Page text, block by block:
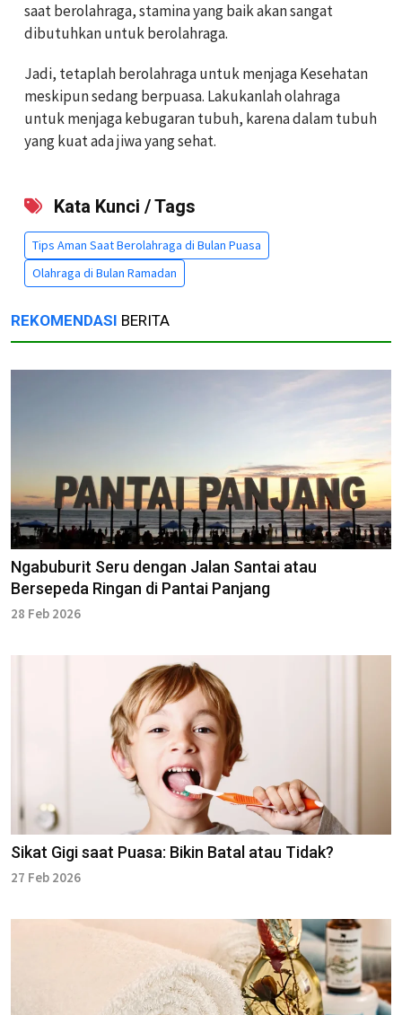
saat berolahraga, stamina yang baik akan sangat
dibutuhkan untuk berolahraga.
Jadi, tetaplah berolahraga untuk menjaga Kesehatan
meskipun sedang berpuasa. Lakukanlah olahraga
untuk menjaga kebugaran tubuh, karena dalam tubuh
yang kuat ada jiwa yang sehat.
Kata Kunci / Tags
Tips Aman Saat Berolahraga di Bulan Puasa
Olahraga di Bulan Ramadan
REKOMENDASI BERITA
Ngabuburit Seru dengan Jalan Santai atau
Bersepeda Ringan di Pantai Panjang
28 Feb 2026
Sikat Gigi saat Puasa: Bikin Batal atau Tidak?
27 Feb 2026